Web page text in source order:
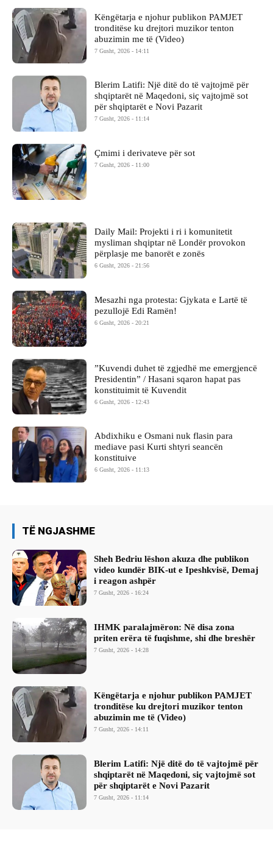
Këngëtarja e njohur publikon PAMJET
tronditëse ku drejtori muzikor tenton
abuzimin me të (Video)
7 Gusht, 2026 - 14:11
Blerim Latifi: Një ditë do të vajtojmë për
shqiptarët në Maqedoni, siç vajtojmë sot
për shqiptarët e Novi Pazarit
7 Gusht, 2026 - 11:14
Çmimi i derivateve për sot
7 Gusht, 2026 - 11:00
Daily Mail: Projekti i ri i komunitetit
mysliman shqiptar në Londër provokon
përplasje me banorët e zonës
6 Gusht, 2026 - 21:56
Mesazhi nga protesta: Gjykata e Lartë të
pezullojë Edi Ramën!
6 Gusht, 2026 - 20:21
​”Kuvendi duhet të zgjedhë me emergjencë
Presidentin” / Hasani sqaron hapat pas
konstituimit të Kuvendit
6 Gusht, 2026 - 12:43
Abdixhiku e Osmani nuk flasin para
mediave pasi Kurti shtyri seancën
konstituive
6 Gusht, 2026 - 11:13
TË NGJASHME
Sheh Bedriu lëshon akuza dhe publikon
video kundër BIK-ut e Ipeshkvisë, Demaj
i reagon ashpër
7 Gusht, 2026 - 16:24
IHMK paralajmëron: Në disa zona
priten erëra të fuqishme, shi dhe breshër
7 Gusht, 2026 - 14:28
Këngëtarja e njohur publikon PAMJET
tronditëse ku drejtori muzikor tenton
abuzimin me të (Video)
7 Gusht, 2026 - 14:11
Blerim Latifi: Një ditë do të vajtojmë për
shqiptarët në Maqedoni, siç vajtojmë sot
për shqiptarët e Novi Pazarit
7 Gusht, 2026 - 11:14